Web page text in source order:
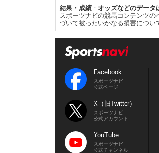
結果・成績・オッズなどのデータ
スポーツナビの競馬コンテンツ
づいて被ったいかなる損害につい
Facebook
スポーツナビ
公式ページ
X（旧Twitter）
スポーツナビ
公式アカウント
YouTube
スポーツナビ
公式チャンネル